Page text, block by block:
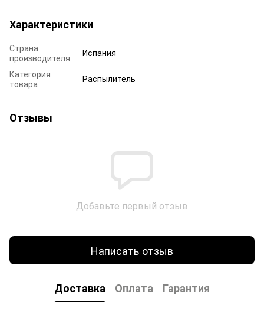
Характеристики
Страна
производителя
Испания
Категория
товара
Распылитель
Отзывы
Добавьте первый отзыв
Написать отзыв
Доставка Оплата Гарантия